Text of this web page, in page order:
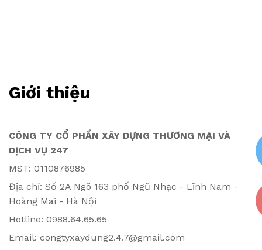
Giới thiệu
CÔNG TY CỔ PHẦN XÂY DỰNG THƯƠNG MẠI VÀ
DỊCH VỤ 247
MST: 0110876985
Địa chỉ: Số 2A Ngõ 163 phố Ngũ Nhạc - Lĩnh Nam -
Hoàng Mai - Hà Nội
Hotline: 0988.64.65.65
Email: congtyxaydung2.4.7@gmail.com